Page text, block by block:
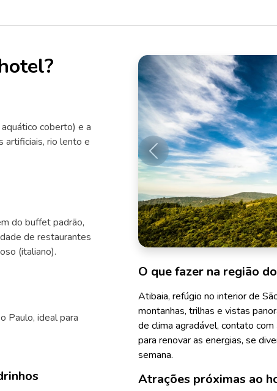
coberto) e a
artificiais, rio lento e
do buffet padrão,
de restaurantes
(italiano).
Paulo, ideal para
O que fazer na região
Anterior
Atibaia, refúgio no interior de
montanhas, trilhas e vistas
de clima agradável, contato
para renovar as energias, se
semana.
Atrações próximas ao